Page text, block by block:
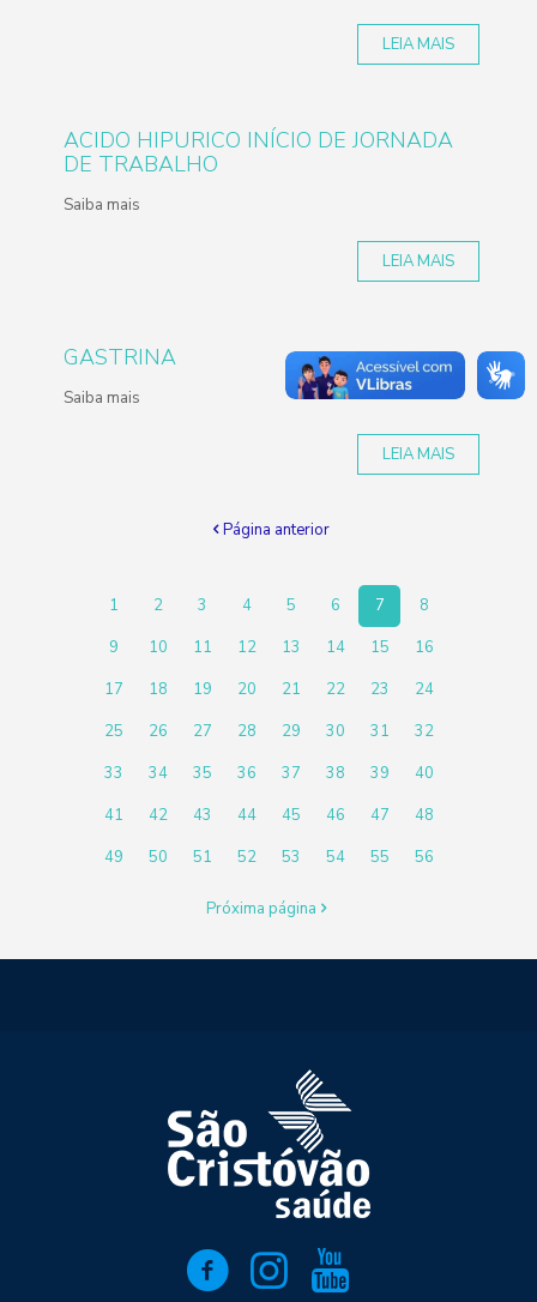
LEIA MAIS
ACIDO HIPURICO INÍCIO DE JORNADA
DE TRABALHO
Saiba mais
LEIA MAIS
GASTRINA
Saiba mais
LEIA MAIS
Página anterior
1 2 3 4 5 6 7
8
9
10 11 12 13 14 15
16
17
18 19 20 21 22 23
24
25
26 27 28 29 30 31
32
33
34 35 36 37 38 39
40
41
42 43 44 45 46 47
48
49
50 51 52 53 54 55 56
Próxima página